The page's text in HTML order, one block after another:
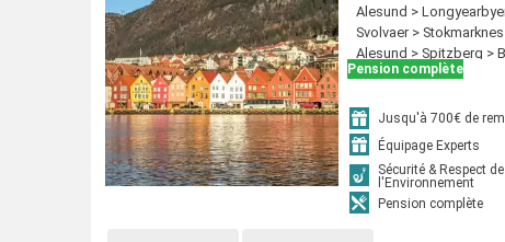
Alesund >
Svolvaer >
Alesund > Spitzberg >
Pension complète
Jusqu'à 700€ de
Équipage Experts
Sécurité & Respect de
l'Environnement
Pension complète